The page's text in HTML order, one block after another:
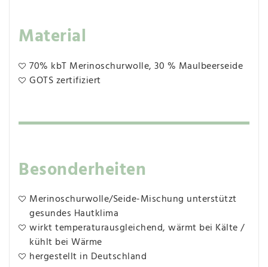
Material
70% kbT Merinoschurwolle, 30 % Maulbeerseide
GOTS zertifiziert
Besonderheiten
Merinoschurwolle/Seide-Mischung unterstützt
gesundes Hautklima
wirkt temperaturausgleichend, wärmt bei Kälte /
kühlt bei Wärme
hergestellt in Deutschland